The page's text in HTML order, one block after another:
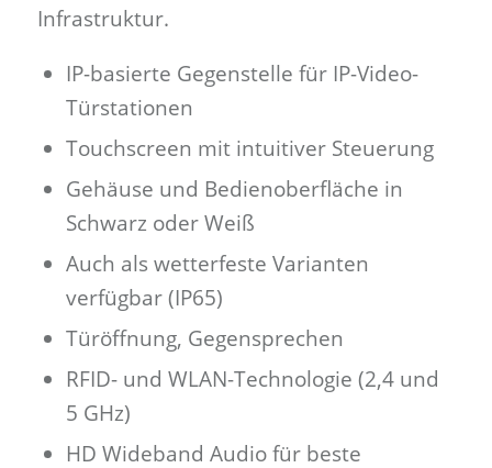
Infrastruktur.
IP-basierte Gegenstelle für IP-Video-
Türstationen
Touchscreen mit intuitiver Steuerung
Gehäuse und Bedienoberfläche in
Schwarz oder Weiß
Auch als wetterfeste Varianten
verfügbar (IP65)
Türöffnung, Gegensprechen
RFID- und WLAN-Technologie (2,4 und
5 GHz)
HD Wideband Audio für beste